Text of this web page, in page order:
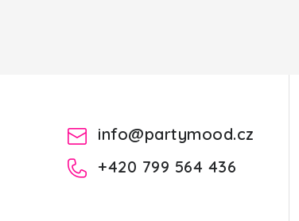
info@partymood.cz
+420 799 564 436